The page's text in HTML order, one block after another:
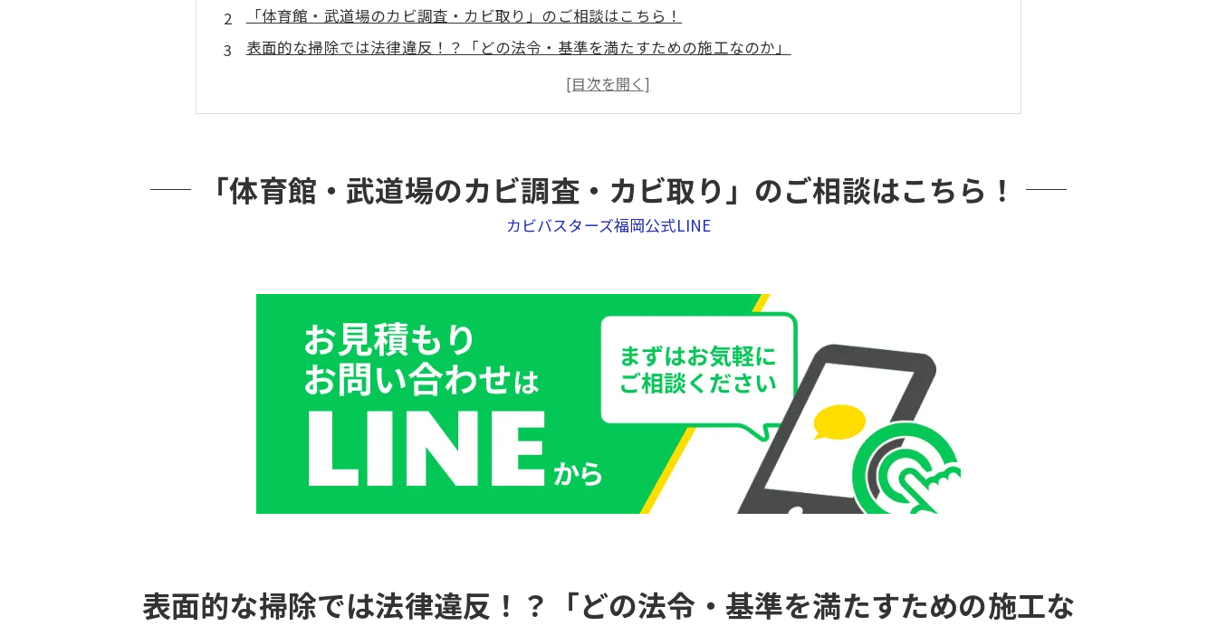
「体育館・武道場のカビ調査・カビ取り」のご相談はこちら！
表面的な掃除では法律違反！？「どの法令・基準を満たすための施工なのか」
学校保健安全法 第6条に基づく「学校環境衛生基準」への適合
日本建築学会による室内空気中の「浮遊真菌（カビ菌）基準」の遵守
体育館・武道場特有の構造が生み出す「凶悪なカビ・結露のメカニズム」
理由①：大空間が生み出す「激しい上下の温度差」と夏型結露
理由②：児童・生徒の激しい運動による「爆発的な湿気の供給」
勘に頼らない。一般社団法人微生物対策協会と連携した「科学的カビ調査」
① 浮遊菌検査（ふゆうきんけんさ）
② 落下菌検査（らっかきんけんさ）
③ 付着菌検査（ふちゃくきんけんさ）
④ 含水率測定＆ファイバースコープ内部調査
福岡の建築を知り尽くした「カビバスターズ福岡」だから出来ること
お問い合わせから、安全な教育環境を取り戻すまでの安心の4ステップ
「体育館・武道場のカビ調査・カビ取り」のご相談はこちら！
カビバスターズ福岡公式LINE
表面的な掃除では法律違反！？「どの法令・基準を満たすための施工な